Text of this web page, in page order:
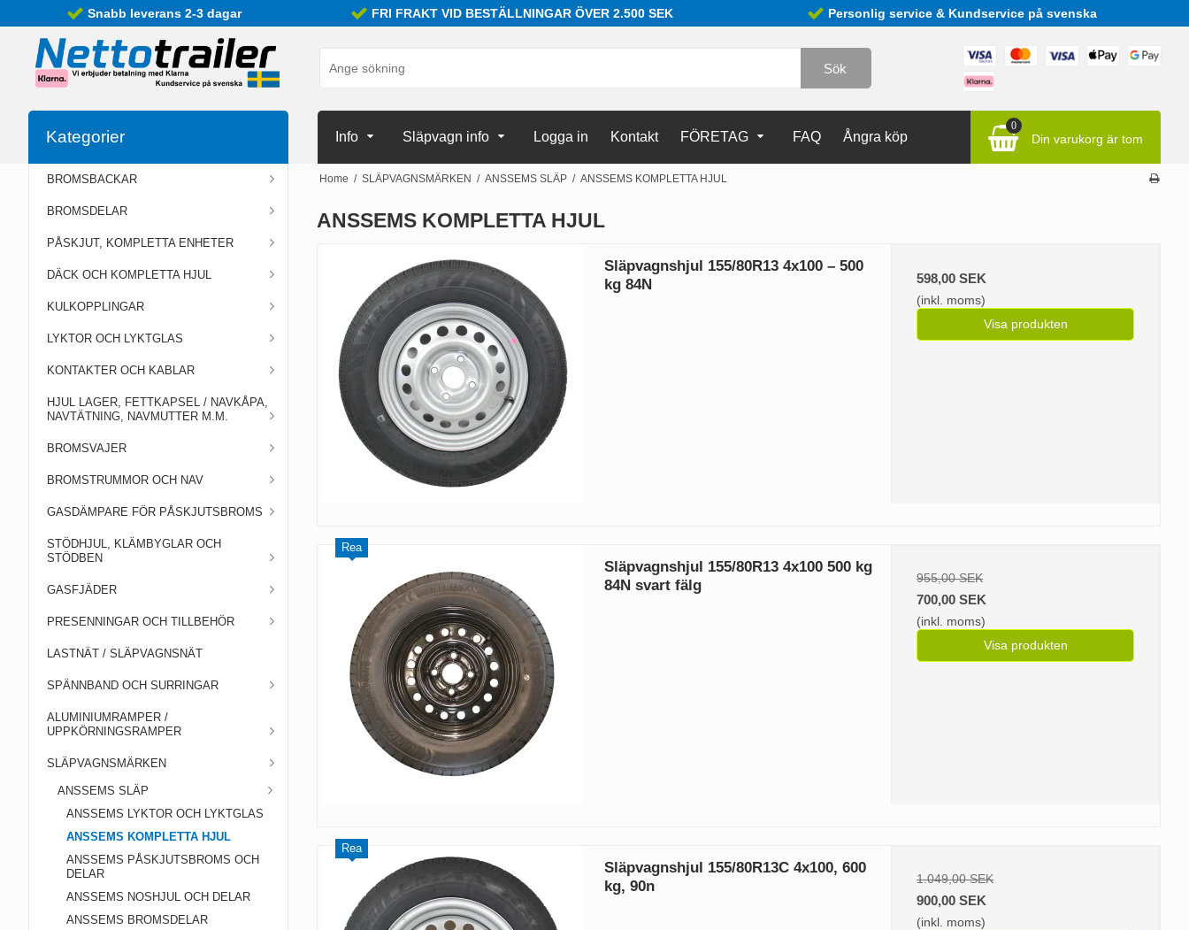
Snabb leverans 2-3 dagar FRI FRAKT VID BESTÄLLNINGAR ÖVER 2.500 SEK Personlig service & Kundservice på svenska
Sök
0
Din varukorg är tom
Info Släpvagn info Logga in Kontakt FÖRETAG FAQ Ångra köp
Kategorier
BROMSBACKAR
BROMSDELAR
PÅSKJUT, KOMPLETTA ENHETER
DÄCK OCH KOMPLETTA HJUL
KULKOPPLINGAR
LYKTOR OCH LYKTGLAS
KONTAKTER OCH KABLAR
HJUL LAGER, FETTKAPSEL / NAVKÅPA,
NAVTÄTNING, NAVMUTTER M.M.
BROMSVAJER
BROMSTRUMMOR OCH NAV
GASDÄMPARE FÖR PÅSKJUTSBROMS
STÖDHJUL, KLÄMBYGLAR OCH
STÖDBEN
GASFJÄDER
PRESENNINGAR OCH TILLBEHÖR
LASTNÄT / SLÄPVAGNSNÄT
SPÄNNBAND OCH SURRINGAR
ALUMINIUMRAMPER /
UPPKÖRNINGSRAMPER
SLÄPVAGNSMÄRKEN
ANSSEMS SLÄP
ANSSEMS LYKTOR OCH LYKTGLAS
ANSSEMS KOMPLETTA HJUL
ANSSEMS PÅSKJUTSBROMS OCH
DELAR
ANSSEMS NOSHJUL OCH DELAR
ANSSEMS BROMSDELAR
Home / SLÄPVAGNSMÄRKEN / ANSSEMS SLÄP / ANSSEMS KOMPLETTA HJUL
ANSSEMS KOMPLETTA HJUL
Släpvagnshjul 155/80R13 4x100 – 500
kg 84N
598,00 SEK
(inkl. moms)
Visa produkten
Rea
Släpvagnshjul 155/80R13 4x100 500 kg
84N svart fälg
955,00 SEK
700,00 SEK
(inkl. moms)
Visa produkten
Rea
Släpvagnshjul 155/80R13C 4x100, 600
kg, 90n
1.049,00 SEK
900,00 SEK
(inkl. moms)